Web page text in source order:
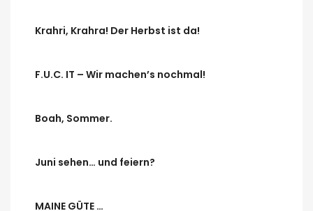
Krahri, Krahra! Der Herbst ist da!
F.U.C. IT – Wir machen’s nochmal!
Boah, Sommer.
Juni sehen… und feiern?
MAINE GÜTE …